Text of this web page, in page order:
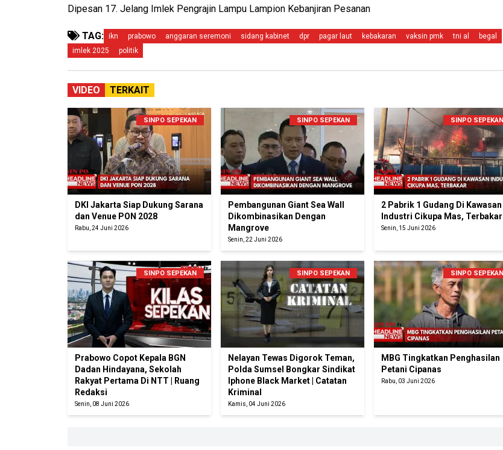
Dipesan 17. Jelang Imlek Pengrajin Lampu Lampion Kebanjiran Pesanan
TAG: ikn prabowo anggaran seremoni sidang kabinet dpr pagar laut kebakaran vaksin pmk tni al
begal
imlek 2025
politik
VIDEO TERKAIT
SINPO SEPEKAN
DKI Jakarta Siap Dukung Sarana
dan Venue PON 2028
Rabu, 24 Juni 2026
SINPO SEPEKAN
Pembangunan Giant Sea Wall
Dikombinasikan Dengan
Mangrove
Senin, 22 Juni 2026
SINPO SEPEKAN
2 Pabrik 1 Gudang Di Kawasan
Industri Cikupa Mas, Terbakar
Senin, 15 Juni 2026
SINPO SEPEKAN
Prabowo Copot Kepala BGN
Dadan Hindayana, Sekolah
Rakyat Pertama Di NTT | Ruang
Redaksi
Senin, 08 Juni 2026
SINPO SEPEKAN
Nelayan Tewas Digorok Teman,
Polda Sumsel Bongkar Sindikat
Iphone Black Market | Catatan
Kriminal
Kamis, 04 Juni 2026
SINPO SEPEKAN
MBG Tingkatkan Penghasilan
Petani Cipanas
Rabu, 03 Juni 2026